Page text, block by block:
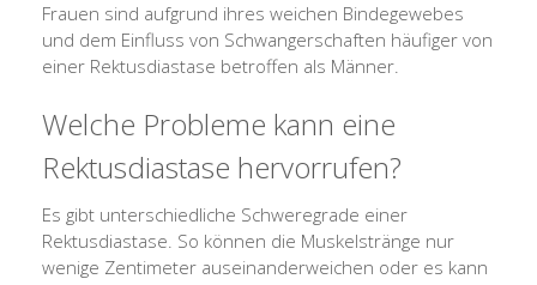
Frauen sind aufgrund ihres weichen Bindegewebes
und dem Einfluss von Schwangerschaften häufiger von
einer Rektusdiastase betroffen als Männer.
Welche Probleme kann eine
Rektusdiastase hervorrufen?
Es gibt unterschiedliche Schweregrade einer
Rektusdiastase. So können die Muskelstränge nur
wenige Zentimeter auseinanderweichen oder es kann